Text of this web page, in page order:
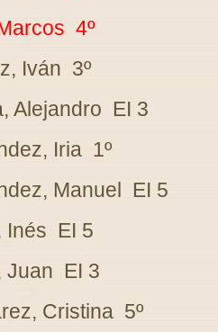
4º
Iván 3º
Alejandro EI 3
Iria 1º
Manuel EI 5
Inés EI 5
Juan EI 3
Cristina 5º